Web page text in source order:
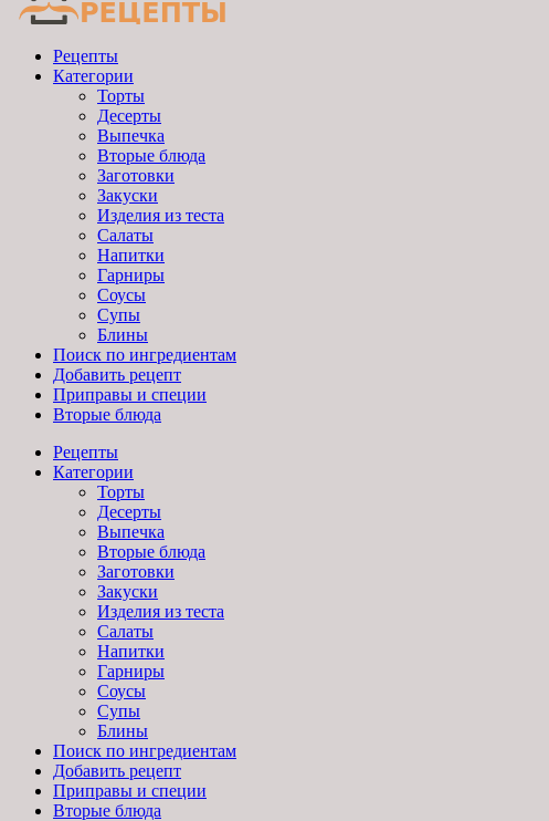
Рецепты
Категории
Торты
Десерты
Выпечка
Вторые блюда
Заготовки
Закуски
Изделия из теста
Салаты
Напитки
Гарниры
Соусы
Супы
Блины
Поиск по ингредиентам
Добавить рецепт
Приправы и специи
Вторые блюда
Рецепты
Категории
Торты
Десерты
Выпечка
Вторые блюда
Заготовки
Закуски
Изделия из теста
Салаты
Напитки
Гарниры
Соусы
Супы
Блины
Поиск по ингредиентам
Добавить рецепт
Приправы и специи
Вторые блюда